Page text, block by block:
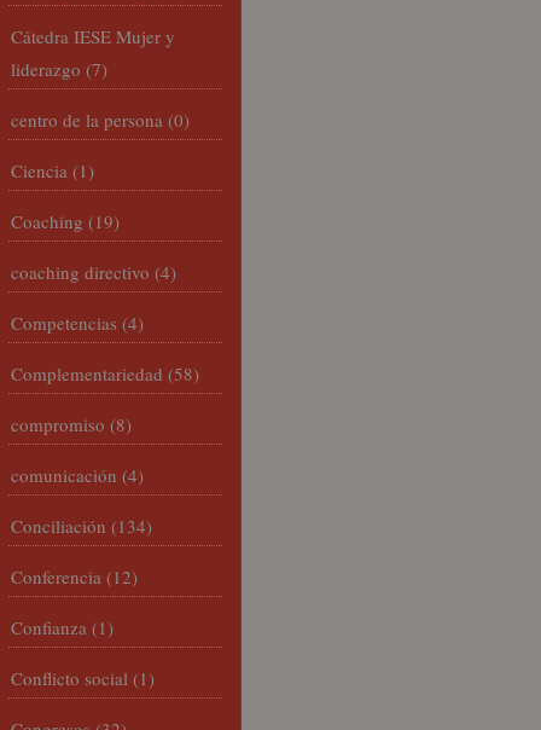
Cátedra IESE Mujer y
liderazgo (7)
centro de la persona (0)
Ciencia (1)
Coaching (19)
coaching directivo (4)
Competencias (4)
Complementariedad (58)
compromiso (8)
comunicación (4)
Conciliación (134)
Conferencia (12)
Confianza (1)
Conflicto social (1)